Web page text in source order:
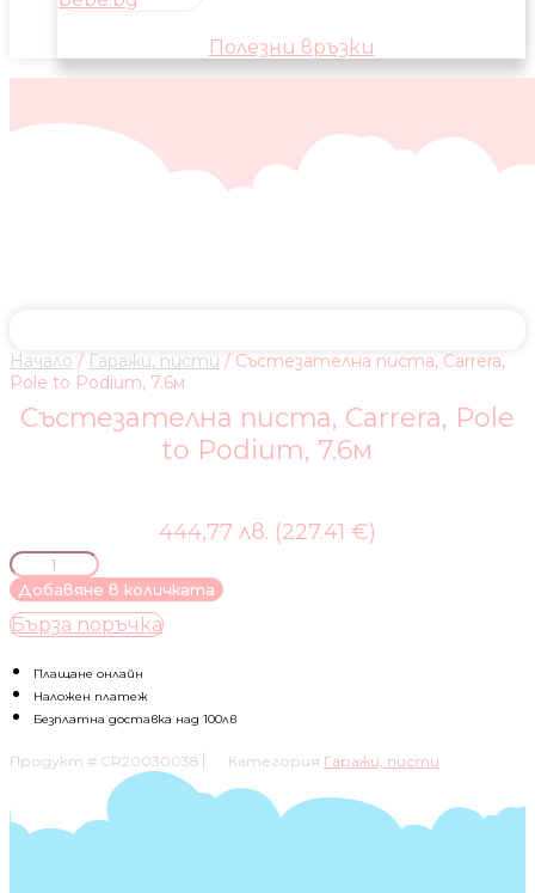
Полезни връзки
Начало / Гаражи, писти / Състезателна писта, Carrera,
Pole to Podium, 7.6м
Състезателна писта, Carrera, Pole
to Podium, 7.6м
444,77 лв. (227.41 €)
количество
за
Състезателна
писта,
Pole
to
Podium,
Добавяне в количката
Бърза поръчка
Плащане онлайн
Наложен платеж
Безплатна доставка над 100лв
Продукт # CR20030038 Категория Гаражи, писти